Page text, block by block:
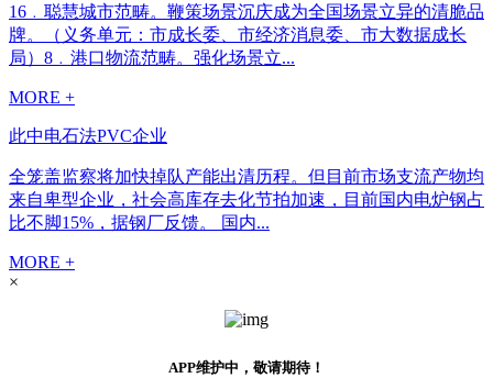
16﹒聪慧城市范畴。鞭策场景沉庆成为全国场景立异的清脆品
牌。（义务单元：市成长委、市经济消息委、市大数据成长
局）8﹒港口物流范畴。强化场景立...
MORE +
此中电石法PVC企业
全笼盖监察将加快掉队产能出清历程。但目前市场支流产物均
来自卑型企业，社会高库存去化节拍加速，目前国内电炉钢占
比不脚15%，据钢厂反馈。 国内...
MORE +
×
APP维护中，敬请期待！